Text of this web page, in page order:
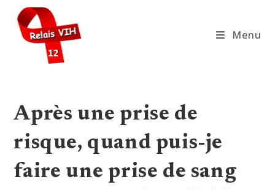
content
Menu
Après une prise de
risque, quand puis-je
faire une prise de sang